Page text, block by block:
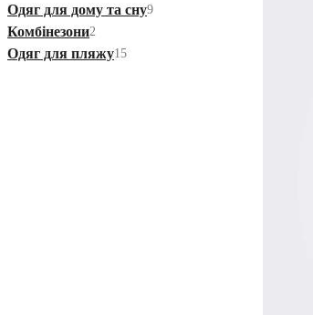
Одяг для дому та сну9
Комбінезони2
Одяг для пляжу15